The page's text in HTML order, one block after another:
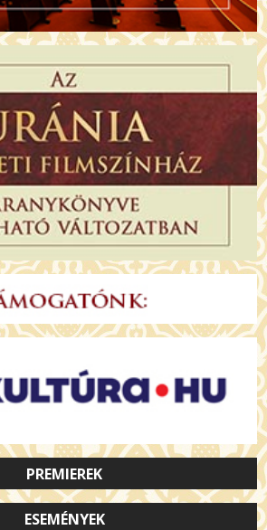
PREMIEREK
ESEMÉNYEK